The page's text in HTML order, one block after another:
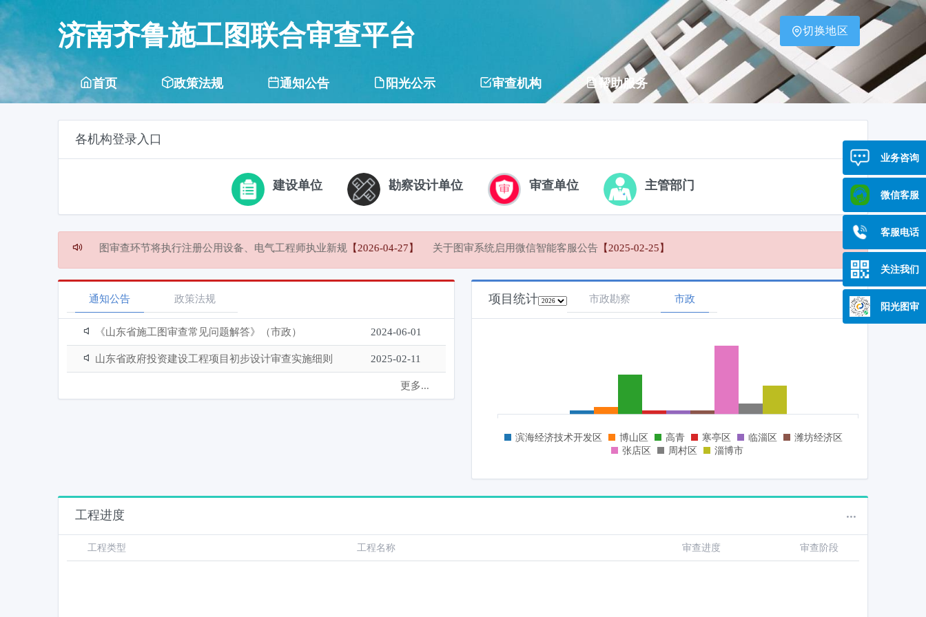
济南齐鲁施工图联合审查平台 切换地区
首页 政策法规 通知公告 阳光公示 审查机构 帮助服务
各机构登录入口
建设单位 勘察设计单位 审查单位 主管部门
6月1日起，施工图审查环节将执行注册公用设备、电气工程师执业新规【2026-04-27】 关于图审系统启用微信智能客服公告【2025-02-25】
通知公告 政策法规
《山东省施工图审查常见问题解答》（市政） 2024-06-01
山东省政府投资建设工程项目初步设计审查实施细则 2025-02-11
更多...
项目统计 市政勘察 市政
滨海经济技术开发区 博山区 高青 寒亭区 临淄区
潍坊经济区
张店区
周村区 淄博市
工程进度
工程类型 工程名称 审查进度 审查阶段
工程类型 工程名称 审查进度 审查阶段
业务咨询
微信客服
客服电话
关注我们
阳光图审